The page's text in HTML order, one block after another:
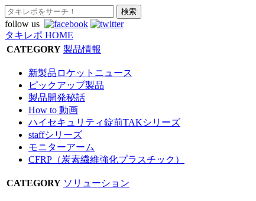
follow us
タキレポ HOME
CATEGORY 製品情報
新製品ロケットニュース
ピックアップ製品
製品開発秘話
How to 動画
ハイセキュリティ錠前TAKシリーズ
staffシリーズ
モニターアーム
CFRP（炭素繊維強化プラスチック）
CATEGORY ソリューション